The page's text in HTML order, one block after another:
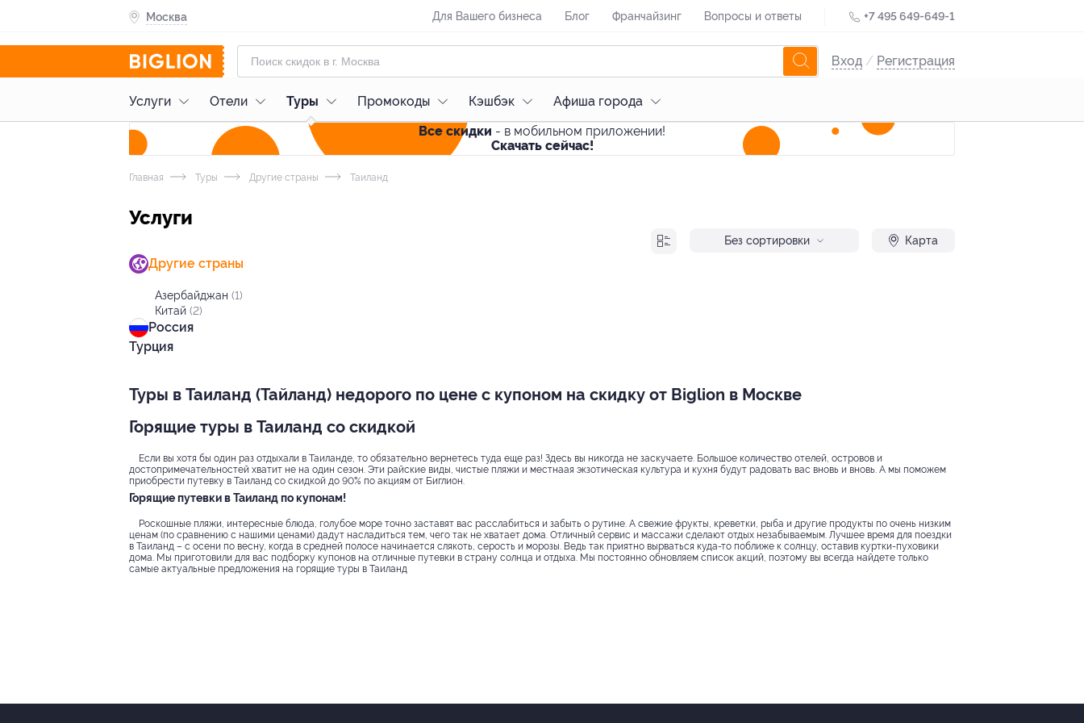
Москва Для Вашего бизнеса Блог Франчайзинг Вопросы и ответы +7 495 649-649-1
Вход / Регистрация
Услуги Отели Туры Промокоды Кэшбэк
Афиша города
Все скидки - в мобильном приложении!
Скачать сейчас!
Главная Туры Другие страны Таиланд
Услуги
Без сортировки Карта
Россия
Турция
Другие страны
Азербайджан (1)
Китай (2)
Туры в Таиланд (Тайланд) недорого по цене с купоном на скидку от Biglion в Москве
Горящие туры в Таиланд со скидкой
Если вы хотя бы один раз отдыхали в Таиланде, то обязательно вернетесь туда еще раз! Здесь вы никогда не заскучаете. Большое количество отелей, островов и
достопримечательностей хватит не на один сезон. Эти райские виды, чистые пляжи и местнаая экзотическая культура и кухня будут радовать вас вновь и вновь. А мы поможем
приобрести путевку в Таиланд со скидкой до 90% по акциям от Биглион.
Горящие путевки в Таиланд по купонам!
Роскошные пляжи, интересные блюда, голубое море точно заставят вас расслабиться и забыть о рутине. А свежие фрукты, креветки, рыба и другие продукты по очень низким
ценам (по сравнению с нашими ценами) дадут насладиться тем, чего так не хватает дома. Отличный сервис и массажи сделают отдых незабываемым. Лучшее время для поездки
в Таиланд – с осени по весну, когда в средней полосе начинается слякоть, серость и морозы. Ведь так приятно вырваться куда-то поближе к солнцу, оставив куртки-пуховики
дома. Мы приготовили для вас подборку купонов на отличные путевки в страну солнца и отдыха. Мы постоянно обновляем список акций, поэтому вы всегда найдете только
самые актуальные предложения на горящие туры в Таиланд